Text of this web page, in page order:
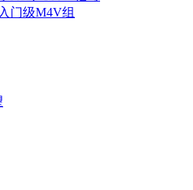
门级M4V组